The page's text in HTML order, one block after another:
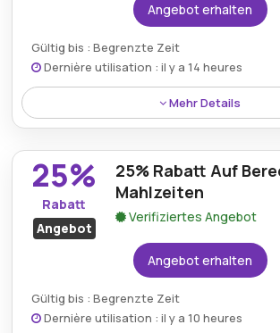
Angebot erhalten
Gültig bis : Begrenzte Zeit
Dernière utilisation : il y a 14 heures
Mehr Details
Kostenloses WLAN ist über
verfügbar, damit Gäste während ihres
ohne zusätzliche Kosten für
Verbindung bleiben.
25%
Rabatt
Angebot
25% Rabatt Auf
Mahlzeiten
Verifiziertes Angebot
Angebot erhalten
Gültig bis : Begrenzte Zeit
Dernière utilisation : il y a 10 heures